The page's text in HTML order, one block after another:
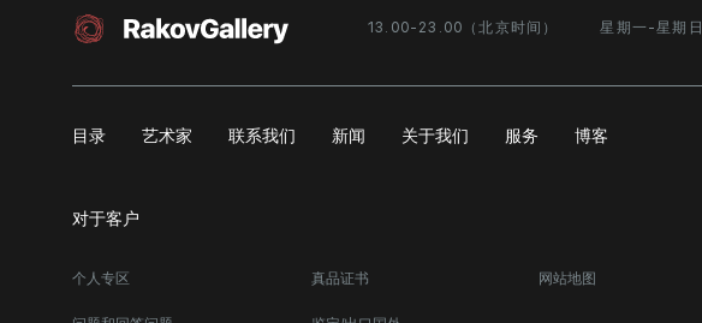
13.00-23.00（北京时间） 星期一-星期日
目录 艺术家 联系我们 新闻 关于我们 服务 博客
对于客户
个人专区 真品证书 网站地图